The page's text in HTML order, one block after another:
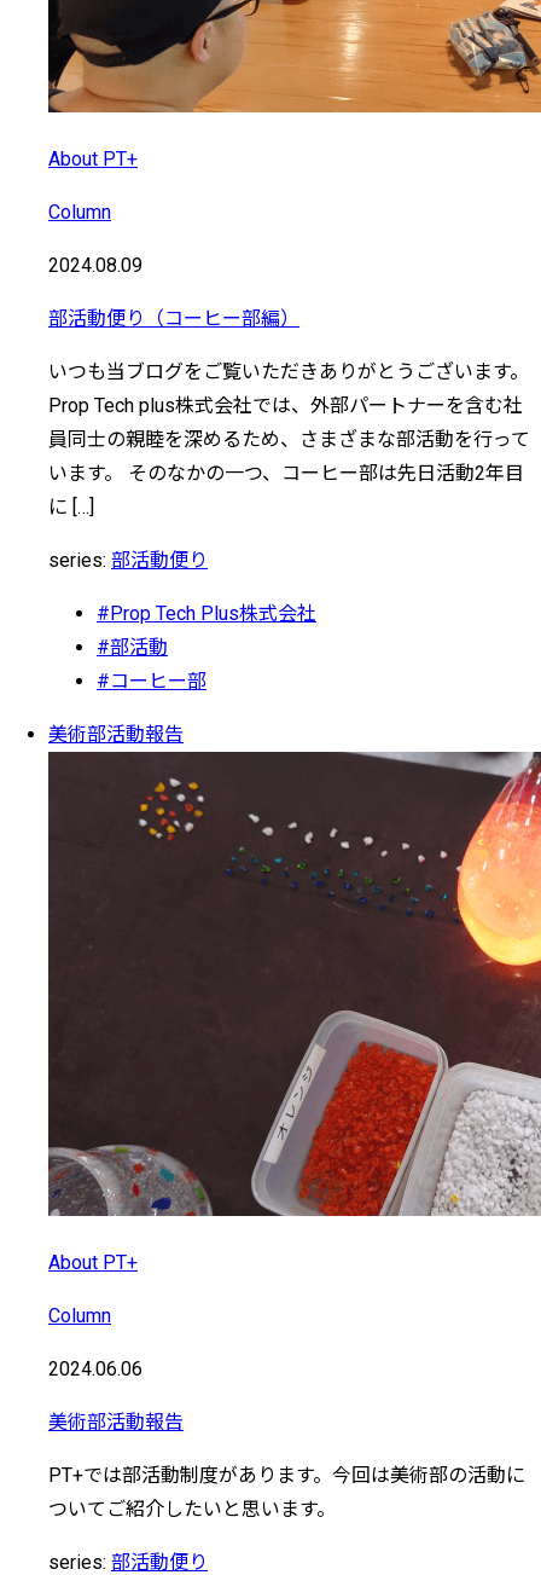
About PT+
Column
2024.08.09
部活動便り（コーヒー部編）
いつも当ブログをご覧いただきありがとうございます。
Prop Tech plus株式会社では、外部パートナーを含む社
員同士の親睦を深めるため、さまざまな部活動を行って
います。 そのなかの一つ、コーヒー部は先日活動2年目
に […]
series: 部活動便り
#Prop Tech Plus株式会社
#部活動
#コーヒー部
美術部活動報告
About PT+
Column
2024.06.06
美術部活動報告
PT+では部活動制度があります。今回は美術部の活動に
ついてご紹介したいと思います。
series: 部活動便り